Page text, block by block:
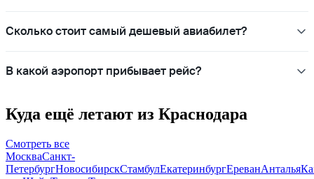
Сколько стоит самый дешевый авиабилет?
В какой аэропорт прибывает рейс?
Куда ещё летают из Краснодара
Смотреть все
МоскваСанкт-
ПетербургНовосибирскСтамбулЕкатеринбургЕреванАнталья